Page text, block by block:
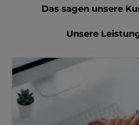
Das sagen unsere
Unsere